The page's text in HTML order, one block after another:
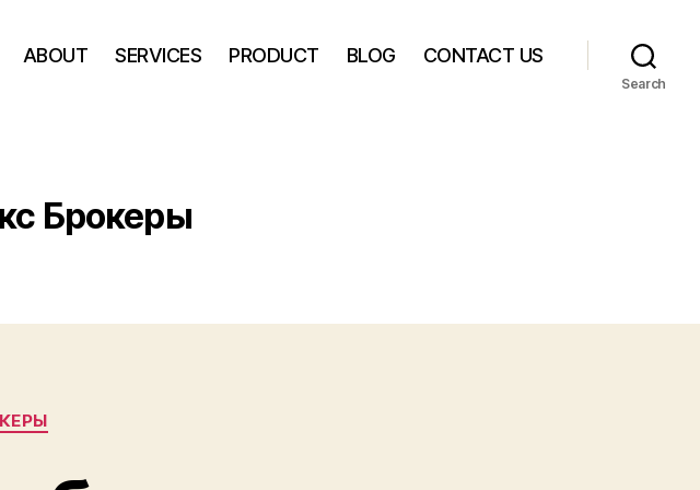
ABOUT SERVICES PRODUCT BLOG CONTACT US
Search
Брокеры